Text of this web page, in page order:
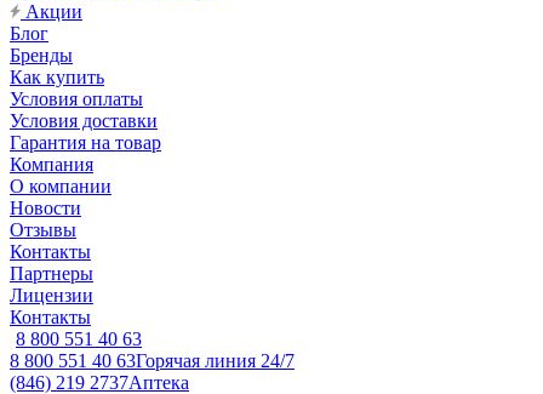
Акции
Блог
Бренды
Как купить
Условия оплаты
Условия доставки
Гарантия на товар
Компания
О компании
Новости
Отзывы
Контакты
Партнеры
Лицензии
Контакты
8 800 551 40 63
8 800 551 40 63Горячая линия 24/7
(846) 219 2737Аптека